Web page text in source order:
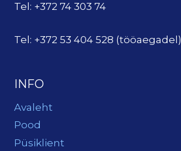
Tel: +372 74 303 74
Tel: +372 53 404 528 (tööaegadel)
INFO
Avaleht
Pood
Püsiklient